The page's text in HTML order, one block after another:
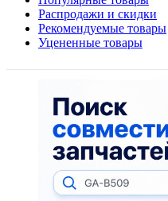
Распродажи и скидки
Рекомендуемые товары
Уцененные товары